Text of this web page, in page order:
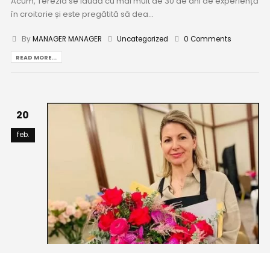
în croitorie și este pregătită să dea...
ByMANAGER MANAGER Uncategorized 0 Comments
READ MORE...
20
feb.